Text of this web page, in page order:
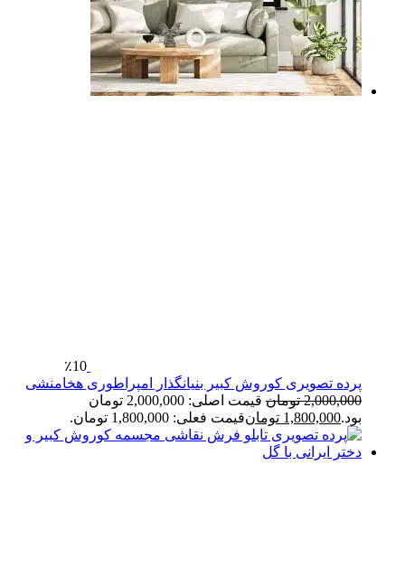
٪10
پرده تصویری کوروش کبیر بنیانگذار امپراطوری هخامنشی
2,000,000 تومان
قیمت اصلی: 2,000,000 تومان
بود.1,800,000 تومانقیمت فعلی: 1,800,000 تومان.